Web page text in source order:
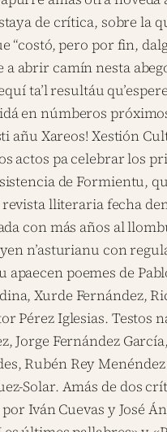
de crítica, sobre la
“costó, pero por fin,
a abrir camín nesta
ta’l resultáu
en númberos
añu Xareos! Xestión
actos pa celebrar los
de Formientu,
lliteraria fecha
con más años al
n’asturianu con
poemes de
Xurde Fernández,
Pérez Iglesias. Testos
Jorge Fernández
Rubén Rey
Solar. Amás de dos
Iván Cuevas y José